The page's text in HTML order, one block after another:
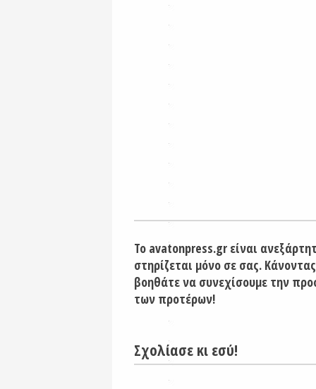
Το avatonpress.gr είναι
στηρίζεται μόνο σε σας.
βοηθάτε να συνεχίσουμε την
των προτέρων!
Σχολίασε κι εσύ!